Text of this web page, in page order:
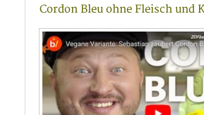
Cordon Bleu ohne Fleisch und